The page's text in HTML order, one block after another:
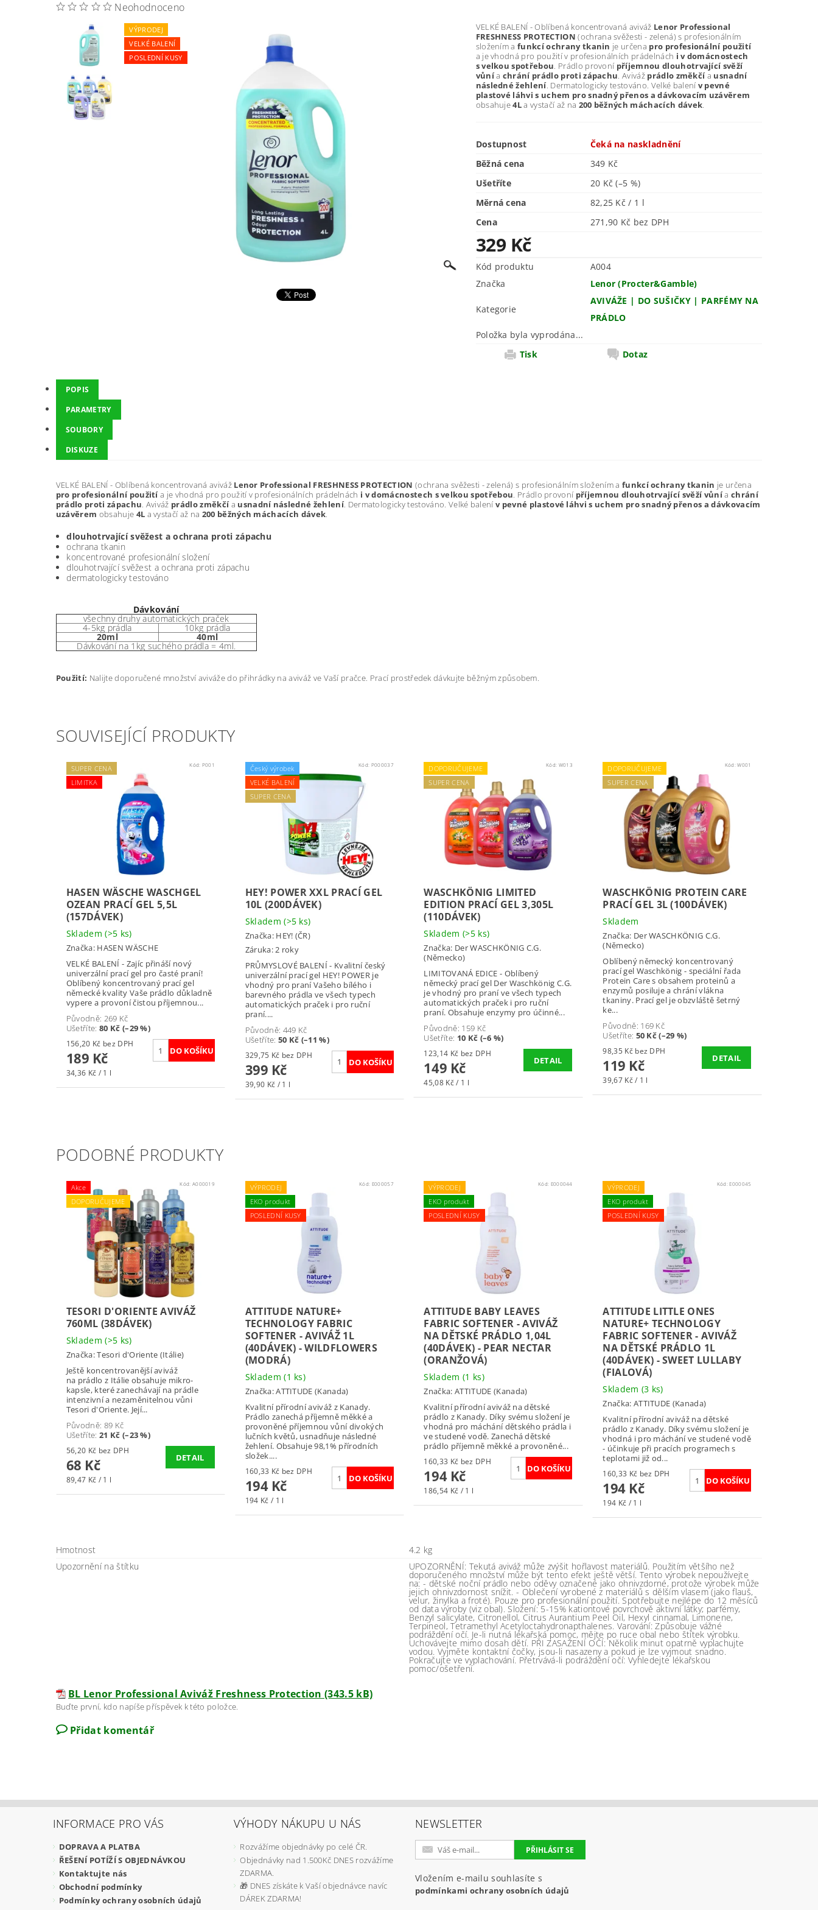
Neohodnoceno
VÝPRODEJ
VELKÉ BALENÍ
POSLEDNÍ KUSY
VELKÉ BALENÍ - Oblíbená koncentrovaná aviváž Lenor Professional
FRESHNESS PROTECTION (ochrana svěžesti - zelená) s profesionálním
složením afunkcí ochrany tkanin je určena pro profesionální použití
a je vhodná pro použití v profesionálních prádelnách i v domácnostech
s velkou spotřebou. Prádlo provoní příjemnou dlouhotrvající svěží
vůnía chrání prádlo proti zápachu. Aviváž prádlo změkčía usnadní
následné žehlení. Dermatologicky testováno. Velké balení v pevné
plastové láhvi s uchem pro snadný přenos a dávkovacím uzávěrem
obsahuje4La vystačí až na 200 běžných máchacích dávek.
Dostupnost
Čeká na naskladnění
Běžná cena
349 Kč
Ušetříte
20 Kč(–5 %)
Měrná cena
82,25 Kč / 1 l
Cena
271,90 Kč bez DPH
329 Kč
Kód produktu
A004
Značka
Lenor (Procter&Gamble)
Kategorie
AVIVÁŽE | DO SUŠIČKY | PARFÉMY NA
PRÁDLO
Položka byla vyprodána...
Tisk
Dotaz
POPIS
PARAMETRY
SOUBORY
DISKUZE
VELKÉ BALENÍ - Oblíbená koncentrovaná aviváž Lenor Professional FRESHNESS PROTECTION (ochrana svěžesti - zelená) s profesionálním složením a funkcí ochrany tkanin je určena
pro profesionální použitía je vhodná pro použití v profesionálních prádelnách i v domácnostech s velkou spotřebou. Prádlo provoní příjemnou dlouhotrvající svěží vůnía chrání
prádlo proti zápachu. Aviváž prádlo změkčía usnadní následné žehlení. Dermatologicky testováno. Velké balenív pevné plastové láhvi s uchem pro snadný přenos a dávkovacím
uzávěrem obsahuje 4L a vystačí až na 200 běžných máchacích dávek.
dlouhotrvající svěžest a ochrana proti zápachu
ochrana tkanin
koncentrované profesionální složení
dlouhotrvající svěžest a ochrana proti zápachu
dermatologicky testováno
Dávkování
všechny druhy automatických praček
4-5kg prádla 10kg prádla
20ml 40ml
Dávkování na 1kg suchého prádla = 4ml.
Použití: Nalijte doporučené množství aviváže do přihrádky na aviváž ve Vaší pračce. Prací prostředek dávkujte běžným způsobem.
SOUVISEJÍCÍ PRODUKTY
SUPER CENA
LIMITKA
Kód: P001
HASEN WÄSCHE WASCHGEL
OZEAN PRACÍ GEL 5,5L
(157DÁVEK)
Skladem(>5 ks)
Značka: HASEN WÄSCHE
VELKÉ BALENÍ - Zajíc přináší nový
univerzální prací gel pro časté praní!
Oblíbený koncentrovaný prací gel
německé kvality Vaše prádlo důkladně
vypere a provoní čistou příjemnou...
Původně: 269 Kč
Ušetříte: 80 Kč (–29 %)
156,20 Kč bez DPH
189 Kč
34,36 Kč / 1 l
Český výrobek
VELKÉ BALENÍ
SUPER CENA
Kód: P000037
HEY! POWER XXL PRACÍ GEL
10L (200DÁVEK)
Skladem(>5 ks)
Značka: HEY! (ČR)
Záruka: 2 roky
PRŮMYSLOVÉ BALENÍ - Kvalitní český
univerzální prací gel HEY! POWER je
vhodný pro praní Vašeho bílého i
barevného prádla ve všech typech
automatických praček i pro ruční
praní....
Původně: 449 Kč
Ušetříte: 50 Kč (–11 %)
329,75 Kč bez DPH
399 Kč
39,90 Kč / 1 l
DOPORUČUJEME
SUPER CENA
Kód: W013
WASCHKÖNIG LIMITED
EDITION PRACÍ GEL 3,305L
(110DÁVEK)
Skladem(>5 ks)
Značka: Der WASCHKÖNIG C.G.
(Německo)
LIMITOVANÁ EDICE - Oblíbený
německý prací gel Der Waschkönig C.G.
je vhodný pro praní ve všech typech
automatických praček i pro ruční
praní. Obsahuje enzymy pro účinné...
Původně: 159 Kč
Ušetříte: 10 Kč (–6 %)
123,14 Kč bez DPH
149 Kč
45,08 Kč / 1 l
DETAIL
DOPORUČUJEME
SUPER CENA
Kód:W001
WASCHKÖNIG PROTEIN CARE
PRACÍ GEL 3L (100DÁVEK)
Skladem
Značka: Der WASCHKÖNIG C.G.
(Německo)
Oblíbený německý koncentrovaný
prací gel Waschkönig - speciální řada
Protein Care s obsahem proteinů a
enzymů posiluje a chrání vlákna
tkaniny. Prací gel je obzvláště šetrný
ke...
Původně: 169 Kč
Ušetříte: 50 Kč (–29 %)
98,35 Kč bez DPH
119 Kč
39,67 Kč / 1 l
DETAIL
PODOBNÉ PRODUKTY
Akce
DOPORUČUJEME
Kód: A000019
TESORI D'ORIENTE AVIVÁŽ
760ML (38DÁVEK)
Skladem(>5 ks)
Značka:Tesori d'Oriente (Itálie)
Ještě koncentrovanější aviváž
na prádlo z Itálie obsahuje mikro-
kapsle, které zanechávají na prádle
intenzivní a nezaměnitelnou vůni
Tesori d'Oriente. Její...
Původně: 89 Kč
Ušetříte: 21 Kč (–23 %)
56,20 Kč bez DPH
68 Kč
89,47 Kč / 1 l
DETAIL
VÝPRODEJ
EKO produkt
POSLEDNÍ KUSY
Kód: E000057
ATTITUDE NATURE+
TECHNOLOGY FABRIC
SOFTENER - AVIVÁŽ 1L
(40DÁVEK) - WILDFLOWERS
(MODRÁ)
Skladem(1 ks)
Značka:ATTITUDE (Kanada)
Kvalitní přírodní aviváž z Kanady.
Prádlo zanechá příjemně měkké a
provoněné příjemnou vůní divokých
lučních květů, usnadňuje následné
žehlení. Obsahuje 98,1% přírodních
složek....
160,33 Kč bez DPH
194 Kč
194 Kč / 1 l
VÝPRODEJ
EKO produkt
POSLEDNÍ KUSY
Kód: E000044
ATTITUDE BABY LEAVES
FABRIC SOFTENER - AVIVÁŽ
NA DĚTSKÉ PRÁDLO 1,04L
(40DÁVEK) - PEAR NECTAR
(ORANŽOVÁ)
Skladem(1 ks)
Značka:ATTITUDE (Kanada)
Kvalitní přírodní aviváž na dětské
prádlo z Kanady. Díky svému složení je
vhodná pro máchání dětského prádla i
ve studené vodě. Zanechá dětské
prádlo příjemně měkké a provoněné...
160,33 Kč bez DPH
194 Kč
186,54 Kč / 1 l
VÝPRODEJ
EKO produkt
POSLEDNÍ KUSY
Kód:E000045
ATTITUDE LITTLE ONES
NATURE+ TECHNOLOGY
FABRIC SOFTENER - AVIVÁŽ
NA DĚTSKÉ PRÁDLO 1L
(40DÁVEK) - SWEET LULLABY
(FIALOVÁ)
Skladem (3 ks)
Značka: ATTITUDE (Kanada)
Kvalitní přírodní aviváž na dětské
prádlo z Kanady. Díky svému složení je
vhodná i pro máchání ve studené vodě
- účinkuje při pracích programech s
teplotami již od...
160,33 Kč bez DPH
194 Kč
194 Kč / 1 l
Hmotnost
4.2 kg
Upozornění na štítku
UPOZORNĚNÍ: Tekutá aviváž může zvýšit hořlavost materiálů. Použitím většího než
doporučeného množství může být tento efekt ještě větší. Tento výrobek nepoužívejte
na: - dětské noční prádlo nebo oděvy označené jako ohnivzdorné, protože výrobek může
jejich ohnivzdornost snížit. - Oblečení vyrobené z materiálů s dělším vlasem (jako flauš,
velur, žinylka a froté). Pouze pro profesionální použití. Spotřebujte nejlépe do 12 měsíců
od data výroby (viz obal). Složení: 5-15% kationtové povrchově aktivní látky; parfémy,
Benzyl salicylate, Citronellol, Citrus Aurantium Peel Oil, Hexyl cinnamal, Limonene,
Terpineol, Tetramethyl Acetyloctahydronapthalenes. Varování: Způsobuje vážné
podráždění očí. Je-li nutná lékařská pomoc, mějte po ruce obal nebo štítek výrobku.
Uchovávejte mimo dosah dětí. PŘI ZASAŽENÍ OČÍ: Několik minut opatrně vyplachujte
vodou. Vyjměte kontaktní čočky, jsou-li nasazeny a pokud je lze vyjmout snadno.
Pokračujte ve vyplachování. Přetrvává-li podráždění očí: Vyhledejte lékařskou
pomoc/ošetření.
BL Lenor Professional Aviváž Freshness Protection (343.5 kB)
Buďte první, kdo napíše příspěvek k této položce.
Přidat komentář
INFORMACE PRO VÁS
DOPRAVA A PLATBA
ŘEŠENÍ POTÍŽÍ S OBJEDNÁVKOU
Kontaktujte nás
Obchodní podmínky
Podmínky ochrany osobních údajů
VÝHODY NÁKUPU U NÁS
Rozvážíme objednávky po celé ČR.
Objednávky nad 1.500Kč DNES rozvážíme
ZDARMA.
🎁 DNES získáte k Vaší objednávce navíc
DÁREK ZDARMA!
NEWSLETTER
Vložením e-mailu souhlasíte s
podmínkami ochrany osobních údajů